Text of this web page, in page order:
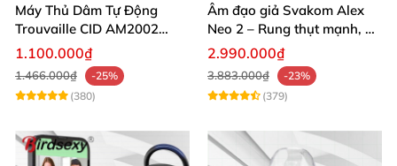
Máy Thủ Dâm Tự Động
Trouvaille CID AM2002
Mạnh Mẽ Dễ Lên Đỉnh
1.100.000₫
1.466.000₫
-25%
(380)
Âm đạo giả Svakom Alex
Neo 2 – Rung thụt mạnh, đa
năng, cải tiến mới
2.990.000₫
3.883.000₫
-23%
(379)